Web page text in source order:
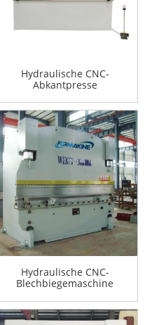
Hydraulische CNC-
Abkantpresse
Hydraulische CNC-
Blechbiegemaschine